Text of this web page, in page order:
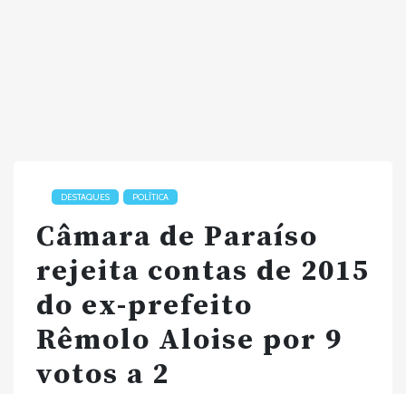
DESTAQUES POLÍTICA
Câmara de Paraíso
rejeita contas de 2015
do ex-prefeito
Rêmolo Aloise por 9
votos a 2